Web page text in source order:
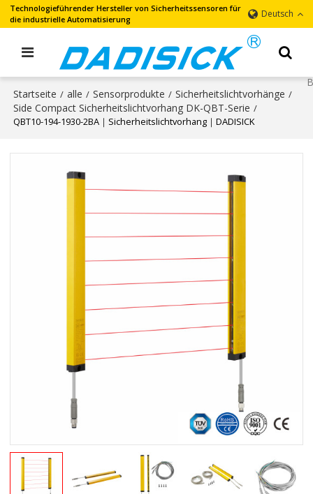
Technologieführender Hersteller von Sicherheitssensoren für
die industrielle Automatisierung
Deutsch
Startseite / alle / Sensorprodukte / Sicherheitslichtvorhänge /
Side Compact Sicherheitslichtvorhang DK-QBT-Serie /
QBT10-194-1930-2BA｜Sicherheitslichtvorhang｜DADISICK